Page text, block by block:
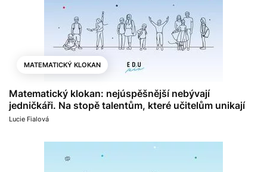
MATEMATICKÝ KLOKAN
Matematický klokan: nejúspěšnější nebývají
jedničkáři. Na stopě talentům, které učitelům unikají
Lucie Fialová